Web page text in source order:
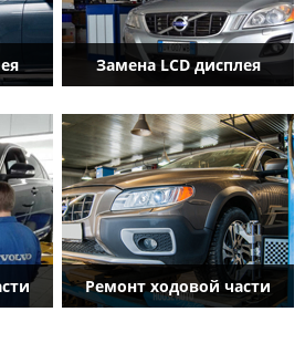
Замена LCD дисплея
Ремонт ходовой части